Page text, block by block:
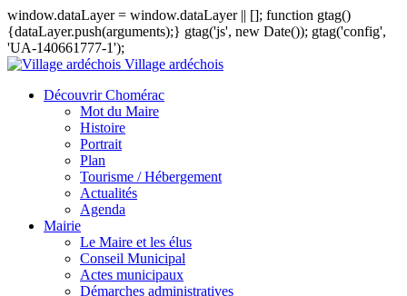
window.dataLayer = window.dataLayer || []; function gtag()
{dataLayer.push(arguments);} gtag('js', new Date()); gtag('config',
'UA-140661777-1');
Village ardéchois
Découvrir Chomérac
Mot du Maire
Histoire
Portrait
Plan
Tourisme / Hébergement
Actualités
Agenda
Mairie
Le Maire et les élus
Conseil Municipal
Actes municipaux
Démarches administratives